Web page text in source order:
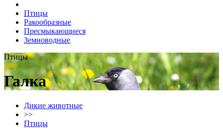
Птицы
Ракообразные
Пресмыкающиеся
Земноводные
Птицы
Галка
Дикие животные
>>
Птицы